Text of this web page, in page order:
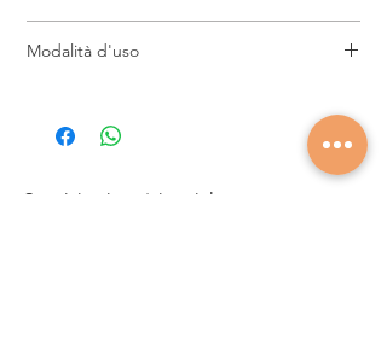
freddo anticellulite
Stimola microcircolazione e metabolismo
Favorisce drenaggio dei liquidi e lipolisi
Modalità d'uso
protocollo operativo. Monitorare la risposta
cutanea durante il trattamento e procedere
successivamente alla rimozione del
Seguici sui nostri social